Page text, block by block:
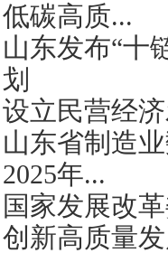
低碳高质...
山东发布“十
划
设立民营经
山东省制造
2025年...
国家发展改
创新高质量